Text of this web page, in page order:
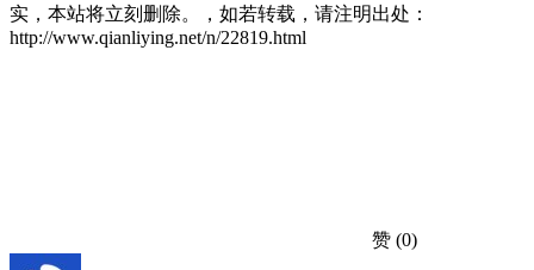
实，本站将立刻删除。，如若转载，请注明出处：
http://www.qianliying.net/n/22819.html
赞 (0)